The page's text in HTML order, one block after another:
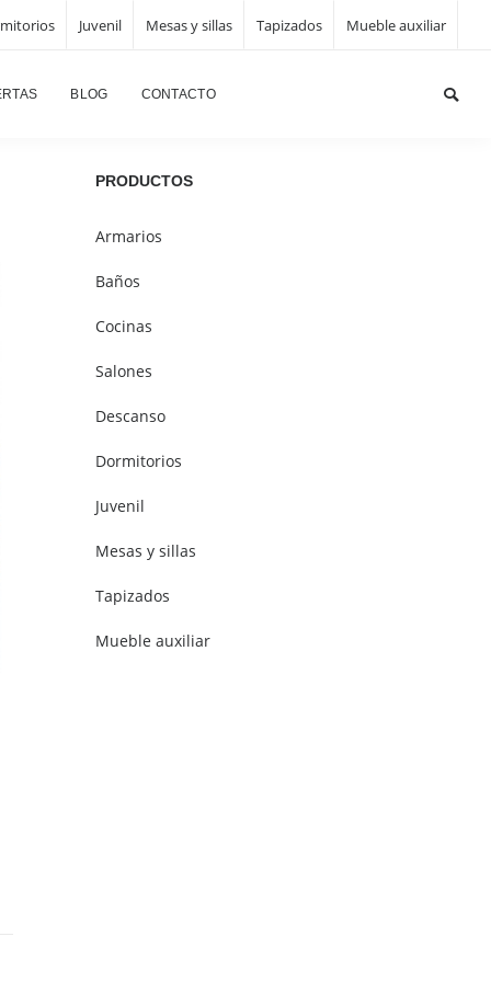
Juvenil Mesas y sillas Tapizados Mueble auxiliar
BLOG CONTACTO
PRODUCTOS
Armarios
Baños
Cocinas
Salones
Descanso
Dormitorios
Juvenil
Mesas y sillas
Tapizados
Mueble auxiliar